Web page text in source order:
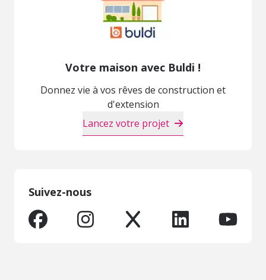
Votre maison avec Buldi !
Donnez vie à vos rêves de construction et
d'extension
Lancez votre projet
Suivez-nous